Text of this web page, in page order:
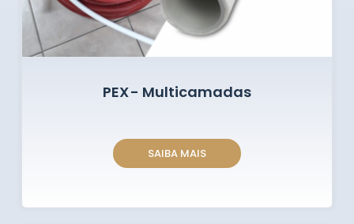
PEX - Multicamadas
SAIBA MAIS